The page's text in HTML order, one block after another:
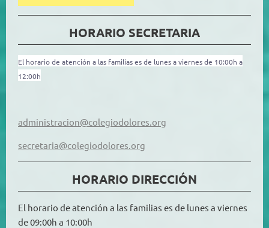
HORARIO SECRETARIA
El horario de atención a las familias es de lunes a viernes de 10:00h a
12:00h
administracion@colegiodolores.org
secretaria@colegiodolores.org
HORARIO DIRECCIÓN
El horario de atención a las familias es de lunes a viernes
de 09:00h a 10:00h